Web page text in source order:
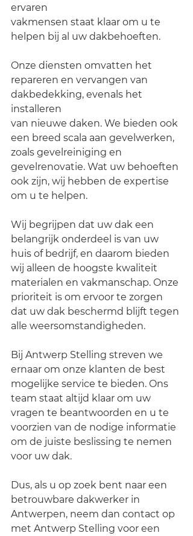
ervaren
vakmensen staat klaar om u te
helpen bij al uw dakbehoeften.
Onze diensten omvatten het
repareren en vervangen van
dakbedekking, evenals het
installeren
van nieuwe daken. We bieden ook
een breed scala aan gevelwerken,
zoals gevelreiniging en
gevelrenovatie. Wat uw behoeften
ook zijn, wij hebben de expertise
om u te helpen.
Wij begrijpen dat uw dak een
belangrijk onderdeel is van uw
huis of bedrijf, en daarom bieden
wij alleen de hoogste kwaliteit
materialen en vakmanschap. Onze
prioriteit is om ervoor te zorgen
dat uw dak beschermd blijft tegen
alle weersomstandigheden.
Bij Antwerp Stelling streven we
ernaar om onze klanten de best
mogelijke service te bieden. Ons
team staat altijd klaar om uw
vragen te beantwoorden en u te
voorzien van de nodige informatie
om de juiste beslissing te nemen
voor uw dak.
Dus, als u op zoek bent naar een
betrouwbare dakwerker in
Antwerpen, neem dan contact op
met Antwerp Stelling voor een